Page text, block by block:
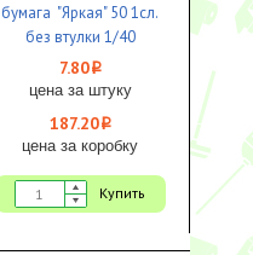
бумага "Яркая" 50 1сл.
без втулки 1/40
7.80i
цена за штуку
187.20i
цена за коробку
Купить